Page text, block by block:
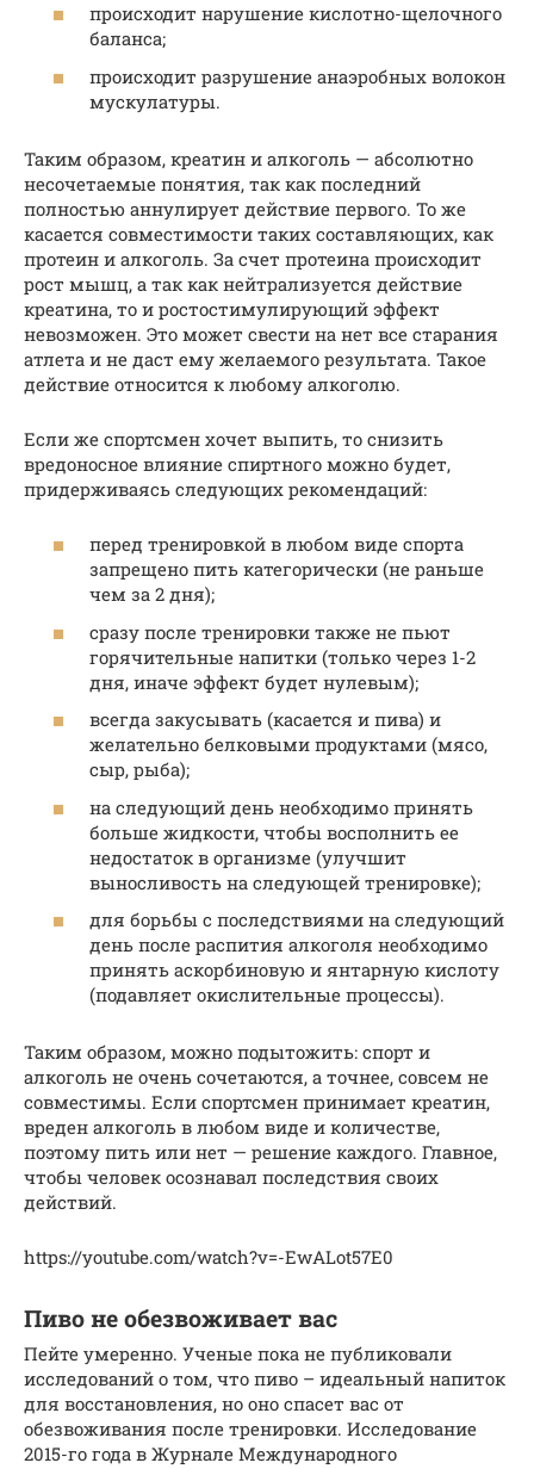
происходит нарушение кислотно-щелочного
баланса;
происходит разрушение анаэробных волокон
мускулатуры.
Таким образом, креатин и алкоголь — абсолютно
несочетаемые понятия, так как последний
полностью аннулирует действие первого. То же
касается совместимости таких составляющих, как
протеин и алкоголь. За счет протеина происходит
рост мышц, а так как нейтрализуется действие
креатина, то и ростостимулирующий эффект
невозможен. Это может свести на нет все старания
атлета и не даст ему желаемого результата. Такое
действие относится к любому алкоголю.
Если же спортсмен хочет выпить, то снизить
вредоносное влияние спиртного можно будет,
придерживаясь следующих рекомендаций:
перед тренировкой в любом виде спорта
запрещено пить категорически (не раньше
чем за 2 дня);
сразу после тренировки также не пьют
горячительные напитки (только через 1-2
дня, иначе эффект будет нулевым);
всегда закусывать (касается и пива) и
желательно белковыми продуктами (мясо,
сыр, рыба);
на следующий день необходимо принять
больше жидкости, чтобы восполнить ее
недостаток в организме (улучшит
выносливость на следующей тренировке);
для борьбы с последствиями на следующий
день после распития алкоголя необходимо
принять аскорбиновую и янтарную кислоту
(подавляет окислительные процессы).
Таким образом, можно подытожить: спорт и
алкоголь не очень сочетаются, а точнее, совсем не
совместимы. Если спортсмен принимает креатин,
вреден алкоголь в любом виде и количестве,
поэтому пить или нет — решение каждого. Главное,
чтобы человек осознавал последствия своих
действий.
https://youtube.com/watch?v=-EwALot57E0
Пиво не обезвоживает вас
Пейте умеренно. Ученые пока не публиковали
исследований о том, что пиво – идеальный напиток
для восстановления, но оно спасет вас от
обезвоживания после тренировки. Исследование
2015-го года в Журнале Международного